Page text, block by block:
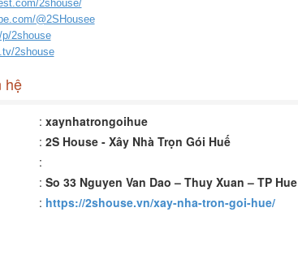
2shouse/
@2SHousee
2shouse
2shouse
hệ
: xaynhatrongoihue
: 2S House - Xây Nhà Trọn Gói Huế
:
: So 33 Nguyen Van Dao – Thuy Xuan – TP Hue
: https://2shouse.vn/xay-nha-tron-goi-hue/